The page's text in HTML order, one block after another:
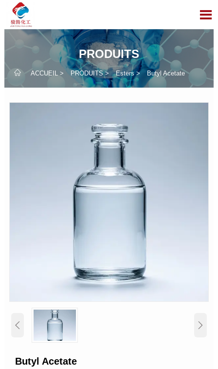

PRODUITS
 ACCUEIL > PRODUITS> Esters> Butyl Acetate
 
Butyl Acetate